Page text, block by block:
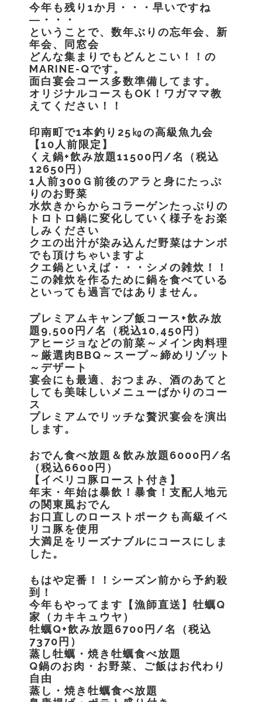
今年も残り1か月・・・早いですね
―・・・
ということで、数年ぶりの忘年会、新
年会、同窓会
どんな集まりでもどんとこい！！の
MARINE-Qです。
面白宴会コース多数準備してます。
オリジナルコースもOK！ワガママ教
えてください！！
印南町で1本釣り25㎏の高級魚九会
【10人前限定】
くえ鍋+飲み放題11500円/名（税込
12650円）
1人前300Ｇ前後のアラと身にたっぷ
りのお野菜
水炊きからからコラーゲンたっぷりの
トロトロ鍋に変化していく様子をお楽
しみください
クエの出汁が染み込んだ野菜はナンボ
でも頂けちゃいますよ
クエ鍋といえば・・・シメの雑炊！！
この雑炊を作るために鍋を食べている
といっても過言ではありません。
プレミアムキャンプ飯コース+飲み放
題9,500円/名（税込10,450円）
アヒージョなどの前菜～メイン肉料理
～厳選肉BBQ～スープ～締めリゾット
～デザート
宴会にも最適、おつまみ、酒のあてと
しても美味しいメニューばかりのコー
ス
プレミアムでリッチな贅沢宴会を演出
します。
おでん食べ放題＆飲み放題6000円/名
（税込6600円）
【イベリコ豚ロースト付き】
年末・年始は暴飲！暴食！支配人地元
の関東風おでん
お口直しのローストポークも高級イベ
リコ豚を使用
大満足をリーズナブルにコースにしま
した。
もはや定番！！シーズン前から予約殺
到！
今年もやってます【漁師直送】牡蠣Q
家（カキキュウヤ）
牡蠣Q+飲み放題6700円/名（税込
7370円）
蒸し牡蠣・焼き牡蠣食べ放題
Q鍋のお肉・お野菜、ご飯はお代わり
自由
蒸し・焼き牡蠣食べ放題